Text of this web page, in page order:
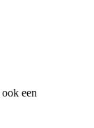
een